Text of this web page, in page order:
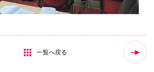
広報部
一覧へ戻る